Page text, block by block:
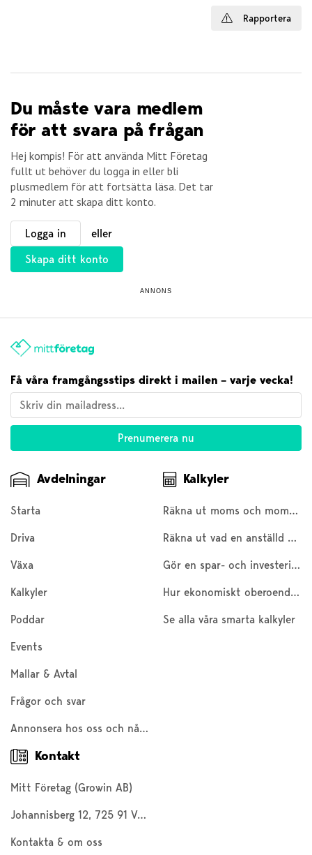
Rapportera
Du måste vara medlem
för att svara på frågan
Hej kompis! För att använda Mitt Företag
fullt ut behöver du logga in eller bli
plusmedlem för att fortsätta läsa. Det tar
2 minuter att skapa ditt konto.
Logga in
eller
Skapa ditt konto
ANNONS
Få våra framgångsstips direkt i mailen – varje vecka!
Avdelningar
Starta
Driva
Växa
Kalkyler
Poddar
Events
Mallar & Avtal
Frågor och svar
Annonsera hos oss och nå 200 000 företagare och entreprenörer
Kalkyler
Räkna ut moms och moms baklänges
Räkna ut vad en anställd kostar
Gör en spar- och investeringskalkyl
Hur ekonomiskt oberoende är du?
Se alla våra smarta kalkyler
Kontakt
Mitt Företag (Growin AB)
Johannisberg 12, 725 91 Västerås
Kontakta & om oss